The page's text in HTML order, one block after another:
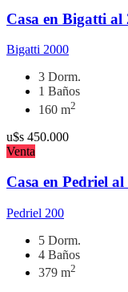
Casa en Bigatti al
Bigatti 2000
3 Dorm.
1 Baños
160 m2
u$s 450.000
Venta
Casa en Pedriel
Pedriel 200
5 Dorm.
4 Baños
379 m2